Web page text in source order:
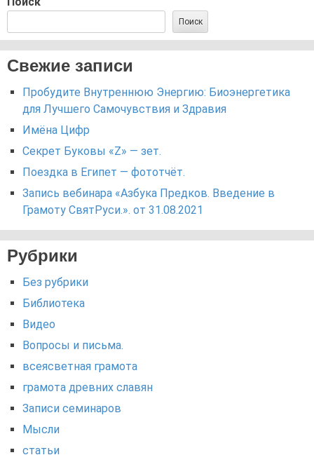
Поиск
Свежие записи
Пробудите Внутреннюю Энергию: Биоэнергетика
для Лучшего Самочувствия и Здравия
Имёна Цифр
Секрет Буковы «Z» — зет.
Поездка в Египет — фототчёт.
Запись вебинара «Азбука Предков. Введение в
Грамоту СвятРуси.». от 31.08.2021
Рубрики
Без рубрики
Библиотека
Видео
Вопросы и письма.
всеясветная грамота
грамота древних славян
Записи семинаров
Мысли
статьи